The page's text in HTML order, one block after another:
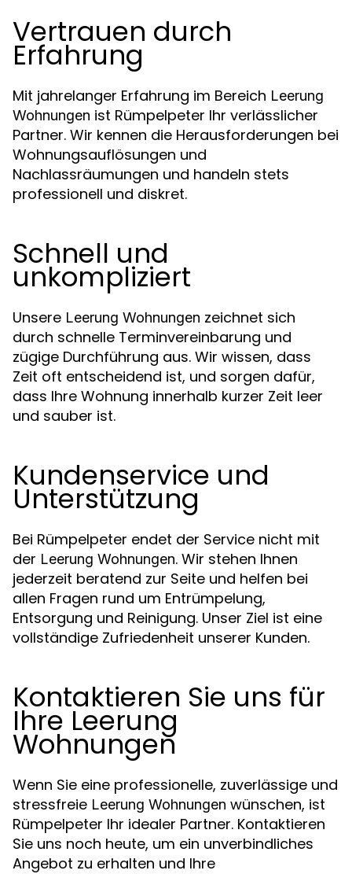
Vertrauen durch
Erfahrung
Mit jahrelanger Erfahrung im Bereich Leerung
Wohnungen ist Rümpelpeter Ihr verlässlicher
Partner. Wir kennen die Herausforderungen bei
Wohnungsauflösungen und
Nachlassräumungen und handeln stets
professionell und diskret.
Schnell und
unkompliziert
Unsere Leerung Wohnungen zeichnet sich
durch schnelle Terminvereinbarung und
zügige Durchführung aus. Wir wissen, dass
Zeit oft entscheidend ist, und sorgen dafür,
dass Ihre Wohnung innerhalb kurzer Zeit leer
und sauber ist.
Kundenservice und
Unterstützung
Bei Rümpelpeter endet der Service nicht mit
der Leerung Wohnungen. Wir stehen Ihnen
jederzeit beratend zur Seite und helfen bei
allen Fragen rund um Entrümpelung,
Entsorgung und Reinigung. Unser Ziel ist eine
vollständige Zufriedenheit unserer Kunden.
Kontaktieren Sie uns für
Ihre Leerung
Wohnungen
Wenn Sie eine professionelle, zuverlässige und
stressfreie Leerung Wohnungen wünschen, ist
Rümpelpeter Ihr idealer Partner. Kontaktieren
Sie uns noch heute, um ein unverbindliches
Angebot zu erhalten und Ihre